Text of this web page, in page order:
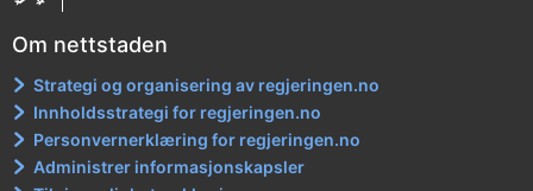
Om nettstaden
Strategi og organisering av regjeringen.no
Innholdsstrategi for regjeringen.no
Personvernerklæring for regjeringen.no
Administrer informasjonskapsler